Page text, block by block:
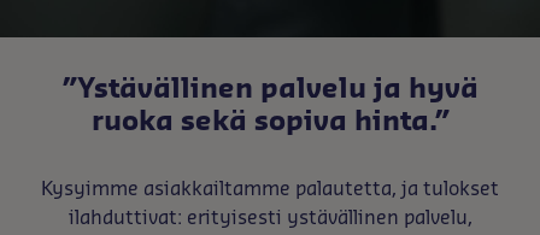
”Ystävällinen palvelu ja hyvä
ruoka sekä sopiva hinta.”
Kysyimme asiakkailtamme palautetta, ja tulokset
ilahduttivat: erityisesti ystävällinen palvelu,